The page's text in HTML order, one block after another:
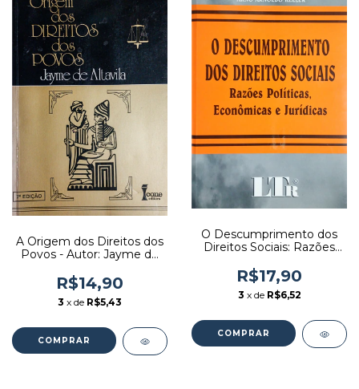
A Origem dos Direitos dos
Povos - Autor: Jayme de
R$14,90
3 x de R$5,43
O Descumprimento dos
Direitos Sociais: Razões
Jurídicas - Autor: Arno
Arnoldo Keller (2001)
[usado]
R$17,90
3 x de R$6,52